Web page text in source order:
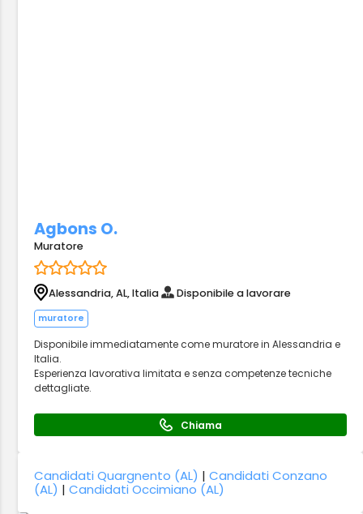
Agbons O.
Muratore
Alessandria, AL, Italia Disponibile a lavorare
muratore
Disponibile immediatamente come muratore in Alessandria e
Italia.
Esperienza lavorativa limitata e senza competenze tecniche
dettagliate.
Chiama
Candidati Quargnento (AL) |Candidati Conzano
(AL) |Candidati Occimiano (AL)